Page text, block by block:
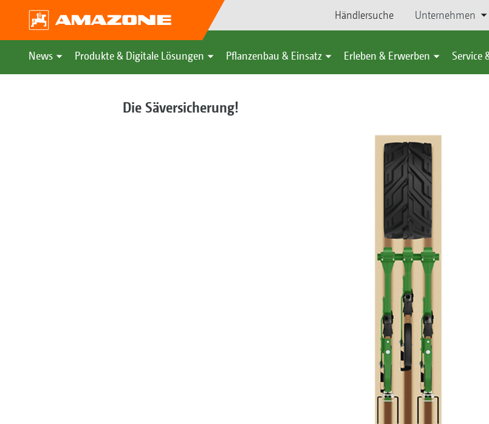
Händlersuche Unternehmen
News Produkte & Digitale Lösungen Pflanzenbau & Einsatz Erleben & Erwerben Service
Die Säversicherung!